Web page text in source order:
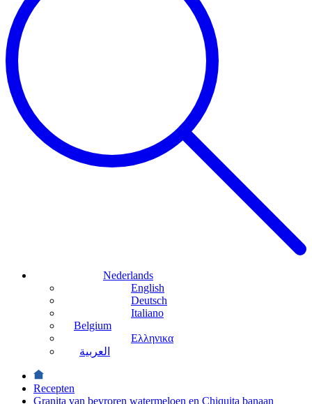
Nederlands
English
Deutsch
Italiano
Belgium
Ελληνικα
العربية
Recepten
Granita van bevroren watermeloen en Chiquita banaan